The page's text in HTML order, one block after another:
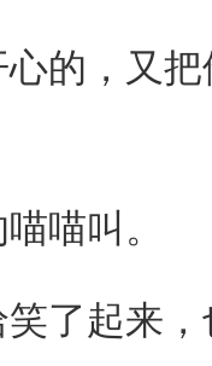
，又把
喵叫。
起来，